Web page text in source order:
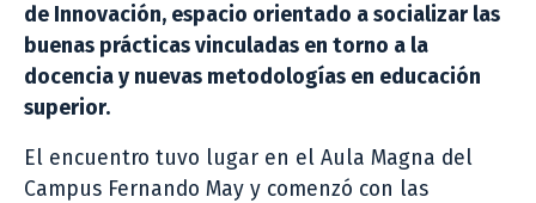
de Innovación, espacio orientado a socializar las
buenas prácticas vinculadas en torno a la
docencia y nuevas metodologías en educación
superior.
El encuentro tuvo lugar en el Aula Magna del
Campus Fernando May y comenzó con las